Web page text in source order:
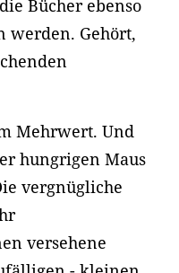
Bücher ebenso
werden. Gehört,
Mehrwert. Und
hungrigen Maus
vergnügliche
versehene